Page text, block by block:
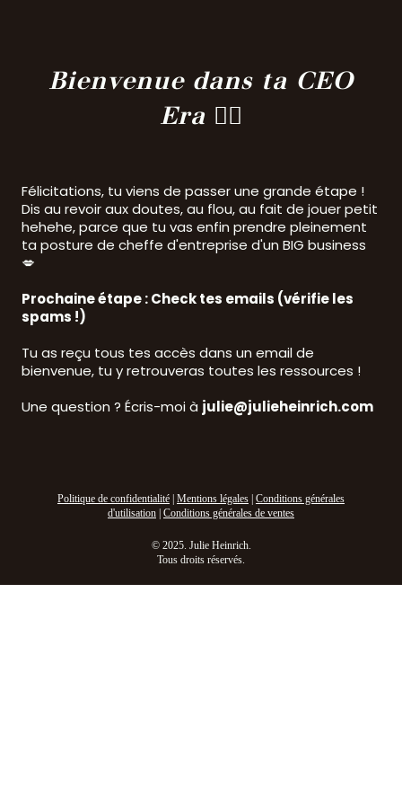
Bienvenue dans ta CEO
Era ❤️‍🔥
Félicitations, tu viens de passer une grande étape !
Dis au revoir aux doutes, au flou, au fait de jouer petit
hehehe, parce que tu vas enfin prendre pleinement
ta posture de cheffe d'entreprise d'un BIG business
💋
Prochaine étape : Check tes emails (vérifie les
spams !)
Tu as reçu tous tes accès dans un email de
bienvenue, tu y retrouveras toutes les ressources !
Une question ? Écris-moi à julie@julieheinrich.com
Politique de confidentialité Mentions légales Conditions générales
d'utilisation Conditions générales de ventes
© 2025. Julie Heinrich.
Tous droits réservés.